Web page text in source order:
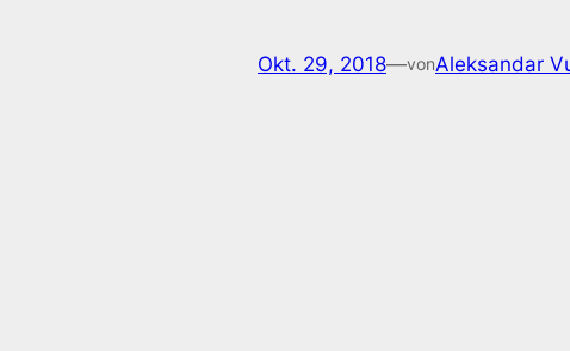
Okt. 29, 2018—vonAleksandar